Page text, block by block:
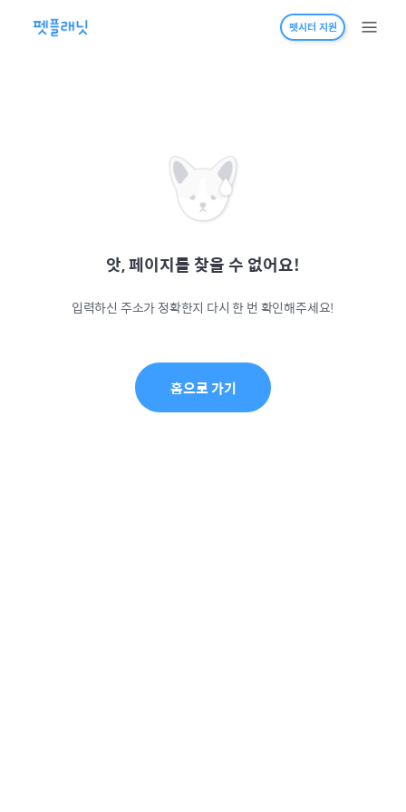
펫시터 지원
앗, 페이지를 찾을 수 없어요!
입력하신 주소가 정확한지 다시 한 번 확인해주세요!
홈으로 가기